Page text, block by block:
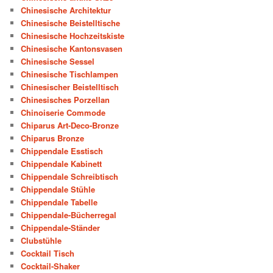
Chinesische Architektur
Chinesische Beistelltische
Chinesische Hochzeitskiste
Chinesische Kantonsvasen
Chinesische Sessel
Chinesische Tischlampen
Chinesischer Beistelltisch
Chinesisches Porzellan
Chinoiserie Commode
Chiparus Art-Deco-Bronze
Chiparus Bronze
Chippendale Esstisch
Chippendale Kabinett
Chippendale Schreibtisch
Chippendale Stühle
Chippendale Tabelle
Chippendale-Bücherregal
Chippendale-Ständer
Clubstühle
Cocktail Tisch
Cocktail-Shaker